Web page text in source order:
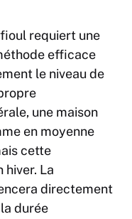
requiert une
efficace
le niveau de
une maison
en moyenne
cette
La
directement
durée